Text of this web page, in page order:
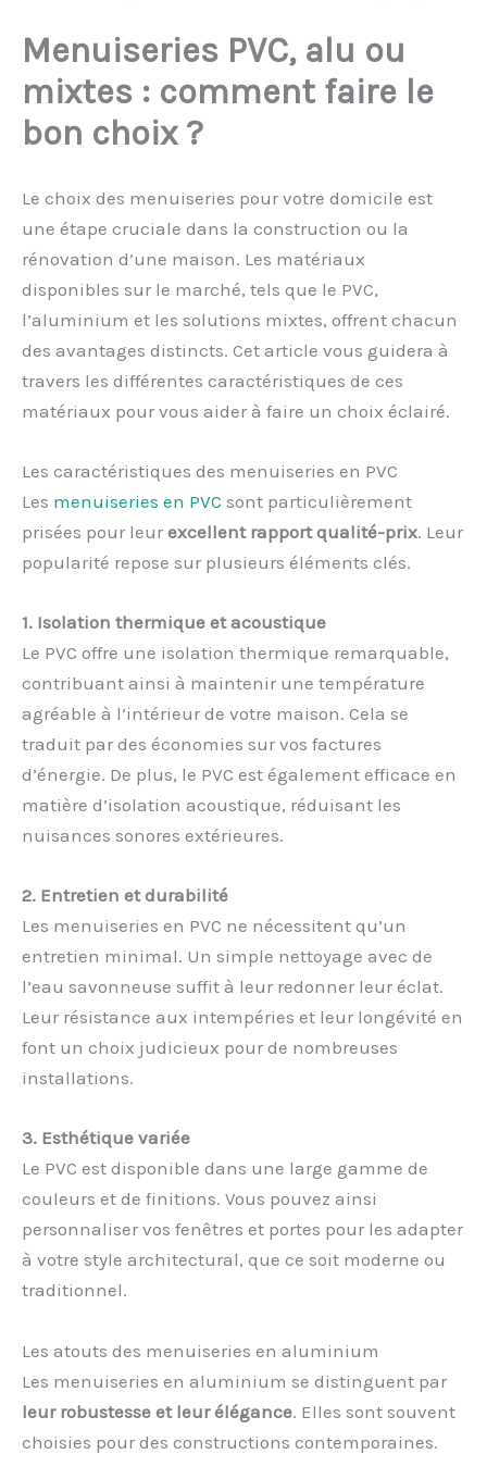
Menuiseries PVC, alu ou
mixtes : comment faire le
bon choix ?
Le choix des menuiseries pour votre domicile est
une étape cruciale dans la construction ou la
rénovation d’une maison. Les matériaux
disponibles sur le marché, tels que le PVC,
l’aluminium et les solutions mixtes, offrent chacun
des avantages distincts. Cet article vous guidera à
travers les différentes caractéristiques de ces
matériaux pour vous aider à faire un choix éclairé.
Les caractéristiques des menuiseries en PVC
Les menuiseries en PVC sont particulièrement
prisées pour leur excellent rapport qualité-prix. Leur
popularité repose sur plusieurs éléments clés.
1. Isolation thermique et acoustique
Le PVC offre une isolation thermique remarquable,
contribuant ainsi à maintenir une température
agréable à l’intérieur de votre maison. Cela se
traduit par des économies sur vos factures
d’énergie. De plus, le PVC est également efficace en
matière d’isolation acoustique, réduisant les
nuisances sonores extérieures.
2. Entretien et durabilité
Les menuiseries en PVC ne nécessitent qu’un
entretien minimal. Un simple nettoyage avec de
l’eau savonneuse suffit à leur redonner leur éclat.
Leur résistance aux intempéries et leur longévité en
font un choix judicieux pour de nombreuses
installations.
3. Esthétique variée
Le PVC est disponible dans une large gamme de
couleurs et de finitions. Vous pouvez ainsi
personnaliser vos fenêtres et portes pour les adapter
à votre style architectural, que ce soit moderne ou
traditionnel.
Les atouts des menuiseries en aluminium
Les menuiseries en aluminium se distinguent par
leur robustesse et leur élégance. Elles sont souvent
choisies pour des constructions contemporaines.